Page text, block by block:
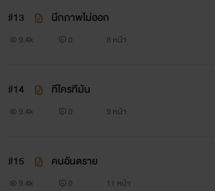
#13 นึกภาพไม่ออก
9.4k 0 8 หน้า
#14 ทีใครทีมัน
9.4k 0 9 หน้า
#15 คนอันตราย
9.4k 0 11 หน้า